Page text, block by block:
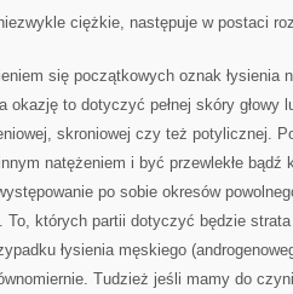
ciężkie, następuje w postaci
się początkowych oznak łysienia
okazję to dotyczyć pełnej skóry głowy
skroniowej czy też potylicznej.
natężeniem i być przewlekłe bądź
po sobie okresów
To, których partii dotyczyć będzie
łysienia męskiego
Tudzież jeśli mamy do